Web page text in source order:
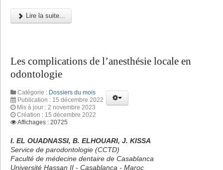
Lire la suite...
Les complications de l’anesthésie locale en
odontologie
Catégorie : Dossiers du mois
Publication : 15 décembre 2022
Mis à jour : 2 novembre 2023
Création : 15 décembre 2022
Affichages : 20725
I. EL OUADNASSI, B. ELHOUARI, J. KISSA
Service de parodontologie (CCTD)
Faculté de médecine dentaire de Casablanca
Université Hassan II - Casablanca - Maroc